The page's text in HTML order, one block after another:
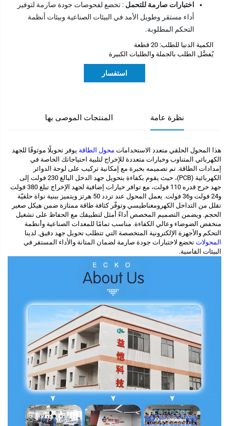
اختبارات صارمة للتحمل : تخضع لفحوصات جودة صارمة لتوفير
أداء مستقر وطويل الأمد في البيئات الصناعية وبيئات أنظمة
التحكم المطلوبة.
الكمية الدنيا للطلب: 20 قطعة
يُفضَّل الطلب بالجملة والطلبات الكبيرة
استفسار
نظرة عامة المنتجات الموصى بها
هذا المحول الحلقي متعدد الاستخدامات محول الطاقة يوفر تحويلًا موثوقًا للجهد
الكهربائي المتناوب وخيارات متعددة للإخراج لتلبية احتياجاتك الخاصة في
إمدادات الطاقة. تم تصميمه بخبرة مع إمكانية تركيب على لوحة الدوائر
الكهربائية (PCB)، حيث يقوم بكفاءة بتحويل جهد الدخل البالغ 230 فولت إلى
جهد خرج قدره 110 فولت، مع توافر خيارات إضافية لجهد الإخراج تبلغ 380 فولت
و24 فولت و36 فولت. يعمل المحول عند تردد 50 هرتز ويتميز ببنية نواة حلقيّة
تقلل من التداخل الكهرومغناطيسي وتوفّر كثافة طاقة ممتازة ضمن هيكل صغير
الحجم. ويضمن التصميم المخصص أداءً أمثل لتطبيقك مع الحفاظ على تشغيل
منخفض الضوضاء وعالي الكفاءة. مناسب تمامًا للمعدات الصناعية وأنظمة
التحكم والأجهزة الإلكترونية المتخصصة التي تتطلب تحويل جهد دقيق. لدينا
المحولات تخضع لاختبارات جودة صارمة لضمان المتانة والأداء المستقر في
البيئات القاسية.